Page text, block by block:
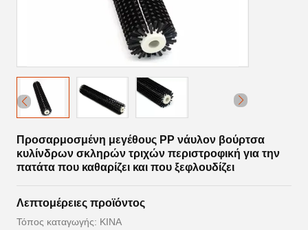
Προσαρμοσμένη μεγέθους PP νάυλον βούρτσα
κυλίνδρων σκληρών τριχών περιστροφική για την
πατάτα που καθαρίζει και που ξεφλουδίζει
Λεπτομέρειες προϊόντος
Τόπος καταγωγής: ΚΙΝΑ